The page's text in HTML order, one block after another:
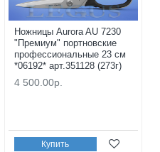
Ножницы Aurora AU 7230
"Премиум" портновские
профессиональные 23 см
*06192* арт.351128 (273г)
4 500.00р.
Купить